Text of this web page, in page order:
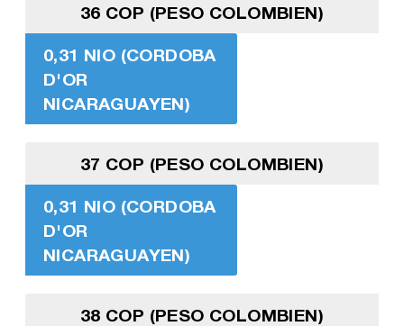
36 COP (PESO COLOMBIEN)
0,31 NIO (CORDOBA
D'OR
NICARAGUAYEN)
37 COP (PESO COLOMBIEN)
0,31 NIO (CORDOBA
D'OR
NICARAGUAYEN)
38 COP (PESO COLOMBIEN)